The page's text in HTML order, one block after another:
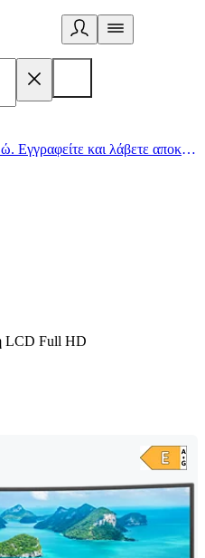
Ο υγιεινός τρόπος ζωής ξεκινά εδώ. Εγγραφείτε και λάβετε αποκλειστικές προσφορές
LCD Full HD